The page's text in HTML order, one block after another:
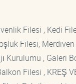
Filesi , Kedi
Filesi,
Kurulumu ,
Filesi , KREŞ